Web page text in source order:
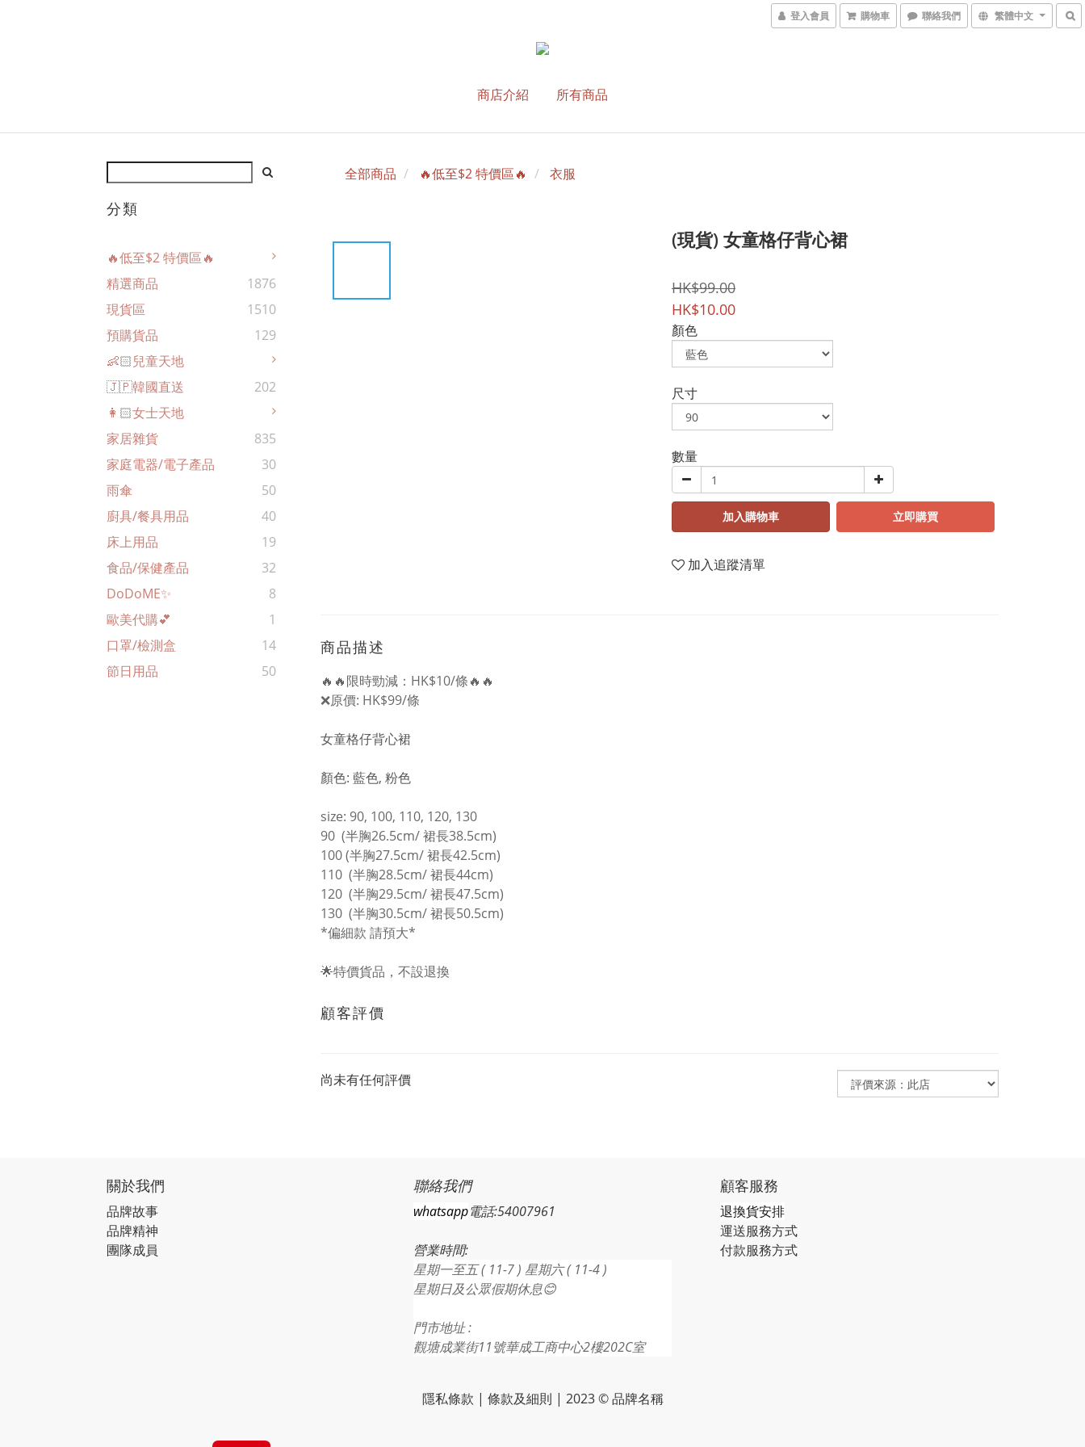
登入會員 購物車 聯絡我們 繁體中文
商店介紹 所有商品
分類
🔥低至$2 特價區🔥
精選商品
1876
現貨區
1510
預購貨品
129
👶🏻兒童天地
🇯🇵韓國直送
202
👩🏻女士天地
家居雜貨
835
家庭電器/電子產品
30
雨傘
50
廚具/餐具用品
40
床上用品
19
食品/保健產品
32
DoDoME✨
8
歐美代購💕
1
口罩/檢測盒
14
節日用品
50
全部商品 🔥低至$2 特價區🔥 衣服
(現貨) 女童格仔背心裙
HK$99.00
HK$10.00
顏色
尺寸
數量
加入購物車 立即購買
加入追蹤清單
商品描述
🔥🔥限時勁減：HK$10/條🔥🔥
❌原價: HK$99/條
女童格仔背心裙
顏色: 藍色, 粉色
size: 90, 100, 110, 120, 130
90 (半胸26.5cm/ 裙長38.5cm)
100 (半胸27.5cm/ 裙長42.5cm)
110 (半胸28.5cm/ 裙長44cm)
120 (半胸29.5cm/ 裙長47.5cm)
130 (半胸30.5cm/ 裙長50.5cm)
*偏細款 請預大*
🌟特價貨品，不設退換
顧客評價
尚未有任何評價
關於我們
品牌故事
品牌精神
團隊成員
聯絡我們
whatsapp電話:54007961
營業時間:
星期一至五 ( 11-7 ) 星期六 ( 11-4 )
星期日及公眾假期休息😊
門市地址 :
觀塘成業街11號華成工商中心2樓202C室
顧客服務
退換貨安排
運送服務方式
付款服務方式​​​
隱私條款 | 條款及細則 | 2023 © 品牌名稱